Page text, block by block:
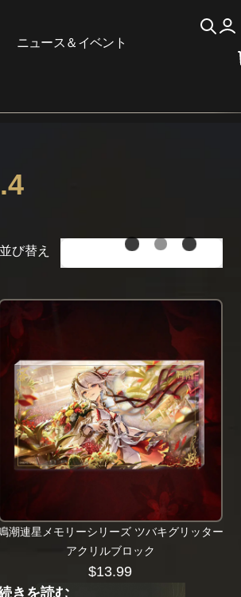
ニュース＆イベント
並び替え
潮連星メモリーシリーズ ツバキグリッター
アクリルブロック
$13.99
きを読む